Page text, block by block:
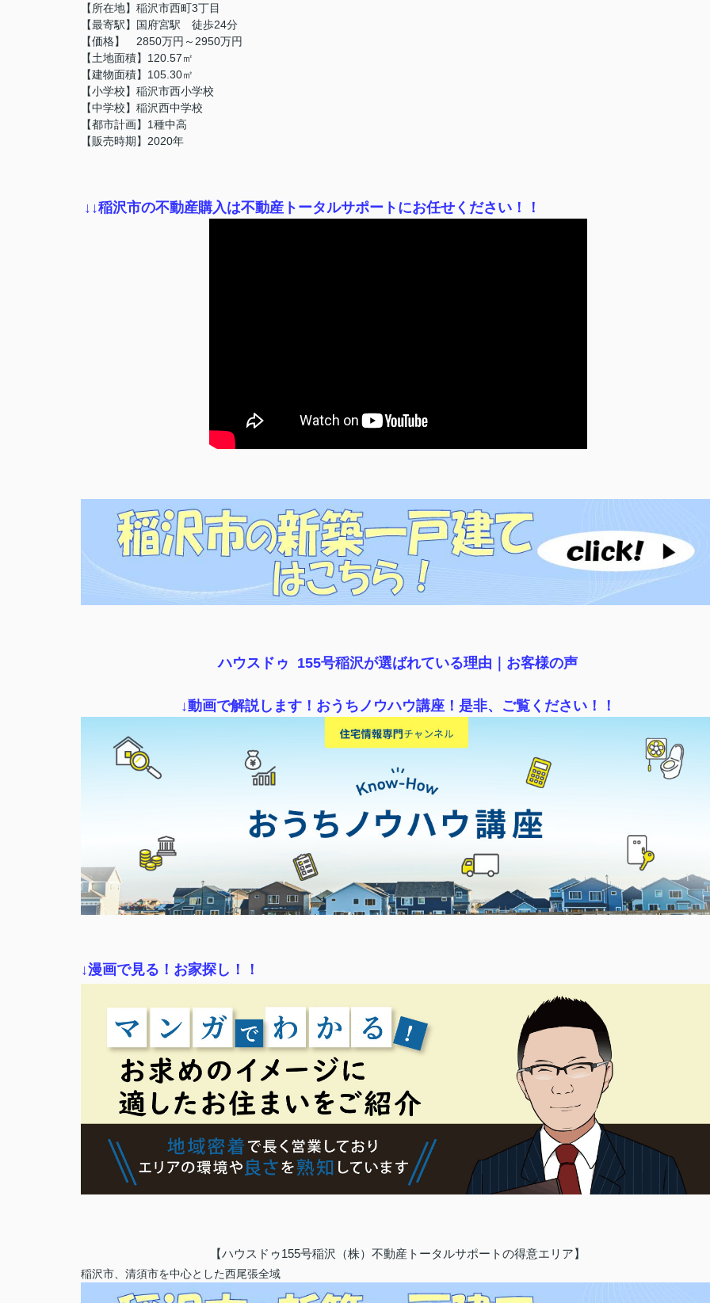
【所在地】稲沢市西町3丁目
【最寄駅】国府宮駅 徒歩24分
【価格】 2850万円～2950万円
【土地面積】120.57㎡
【建物面積】105.30㎡
【小学校】稲沢市西小学校
【中学校】稲沢西中学校
【都市計画】1種中高
【販売時期】2020年
↓ ↓稲沢市の不動産購入は不動産トータルサポートにお任せください！！
ハウスドゥ 155号稲沢が選ばれている理由｜ お客様の声
↓動画で解説します！おうちノウハウ講座！是非、ご覧ください！！
↓漫画で見る！お家探し！！
【ハウスドゥ155号稲沢（株）不動産トータルサポートの得意エリア】
稲沢市、清須市を中心とした西尾張全域